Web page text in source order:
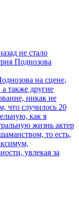
не стало
Поднозова
на сцене,
а также другие
никак не
что случилось 20
как я
жизнь актер
то есть,
увлекая за